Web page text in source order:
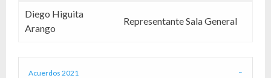
Diego Higuita
Arango
Representante Sala General
Acuerdos 2021